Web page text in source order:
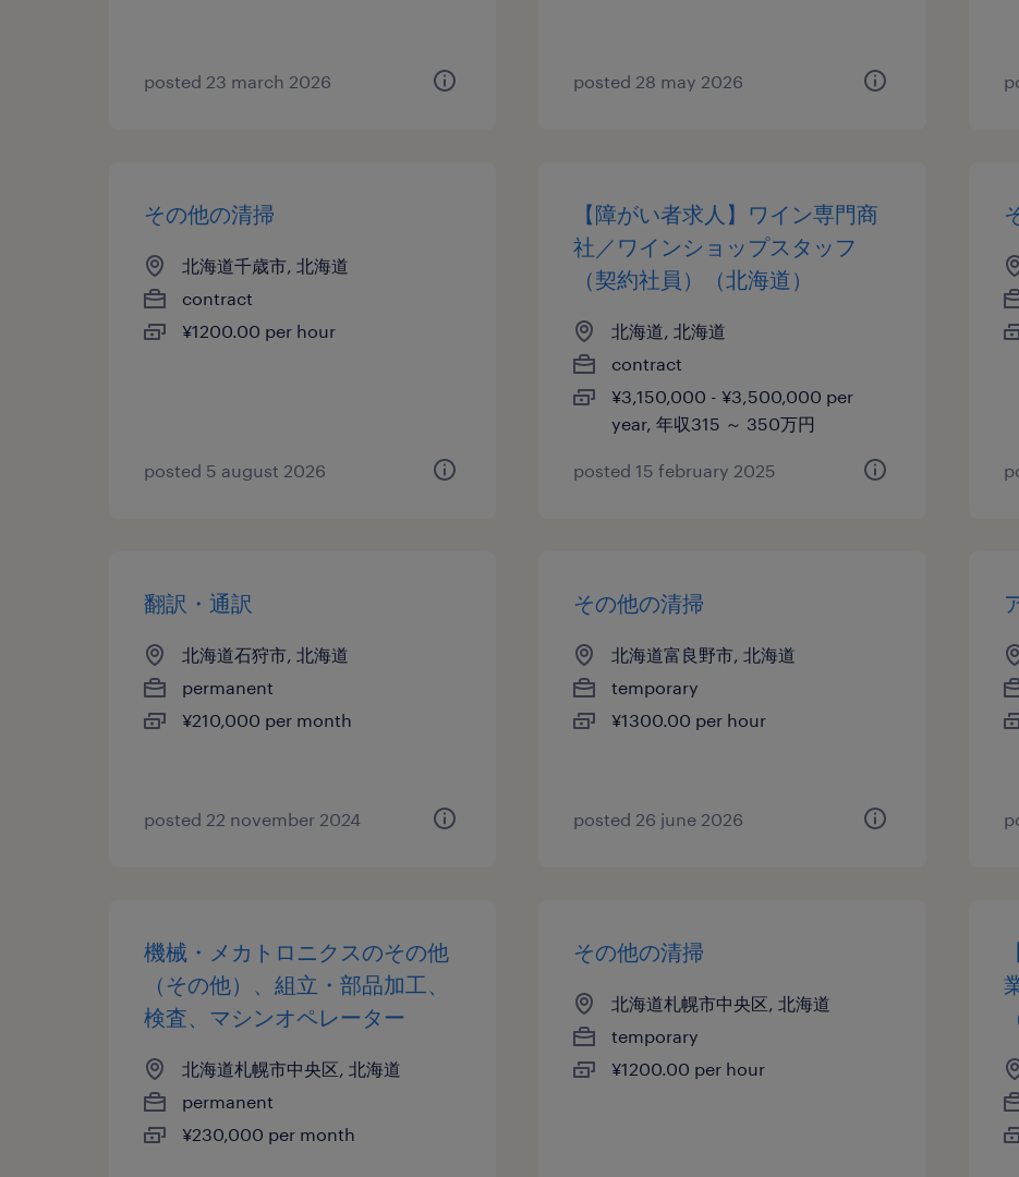
posted 23 march 2026 posted 28 may 2026
その他の清掃
北海道千歳市, 北海道
contract
¥1200.00 per hour
posted 5 august 2026
【障がい者求人】ワイン専門商
社／ワインショップスタッフ
（契約社員）（北海道）
北海道, 北海道
contract
¥3,150,000 - ¥3,500,000 per
year, 年収315 ～ 350万円
posted 15 february 2025
翻訳・通訳
北海道石狩市, 北海道
permanent
¥210,000 per month
posted 22 november 2024
その他の清掃
北海道富良野市, 北海道
temporary
¥1300.00 per hour
posted 26 june 2026
機械・メカトロニクスのその他
（その他）、組立・部品加工、
検査、マシンオペレーター
北海道札幌市中央区, 北海道
permanent
¥230,000 per month
その他の清掃
北海道札幌市中央区, 北海道
temporary
¥1200.00 per hour